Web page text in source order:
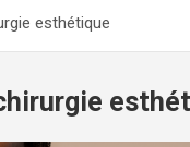
esthétique